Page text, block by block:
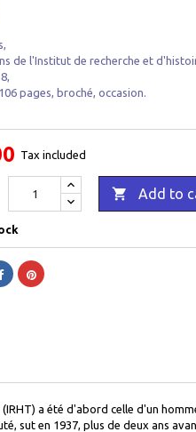
de l'Institut de recherche et
pages, broché, occasion .
Tax included
 Add to
a été d'abord celle d'un
sut en 1937, plus de deux ans